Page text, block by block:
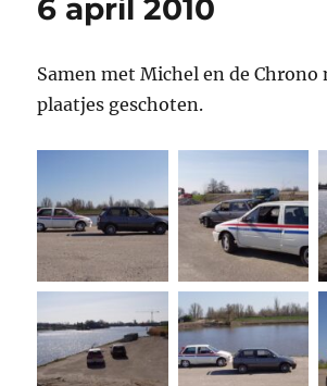
6 april 2010
Samen met Michel en de Chrono
plaatjes geschoten.